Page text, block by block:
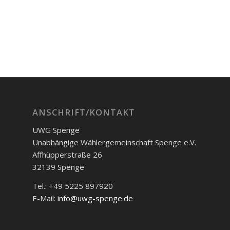
ANSCHRIFT/KONTAKT
UWG Spenge
Unabhängige Wählergemeinschaft Spenge e.V.
Affhüpperstraße 26
32139 Spenge
Tel.: +49 5225 897920
E-Mail:info@uwg-spenge.de